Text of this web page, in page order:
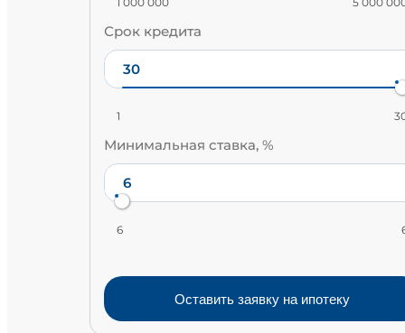
Срок кредита
1
Минимальная ставка, %
6
Оставить заявку на ипотеку